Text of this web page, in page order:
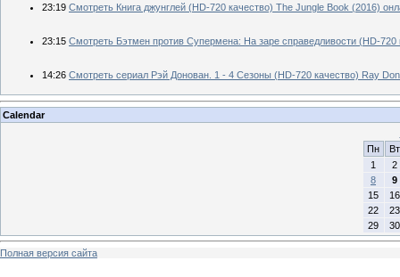
23:19 Смотреть Книга джунглей (HD-720 качество) The Jungle Book (2016)
23:15 Смотреть Бэтмен против Супермена: На заре справедливости (HD-720
14:26 Смотреть сериал Рэй Донован. 1 - 4 Сезоны (HD-720 качество) Ray
Calendar
Пн
Вт
1
2
8
9
15
16
22
23
29
30
Полная версия сайта